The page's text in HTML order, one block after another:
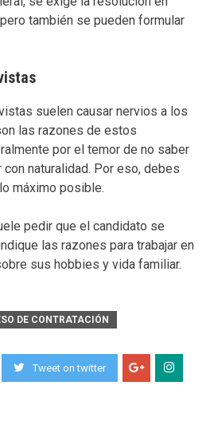
también se pueden formular
suelen causar nervios a los
las razones de estos
por el temor de no saber
naturalidad. Por eso, debes
máximo posible.
pedir que el candidato se
las razones para trabajar en
sus hobbies y vida familiar.
DE CONTRATACIÓN
Tweet on twitter